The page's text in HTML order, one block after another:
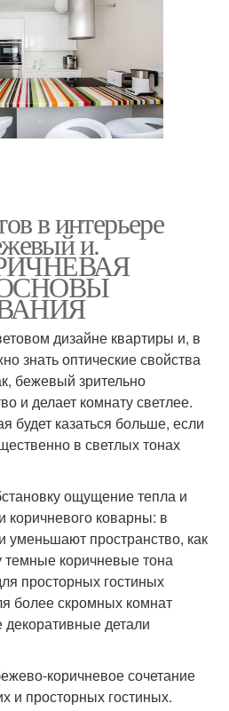
в интерьере
и.
дизайне квартиры и, в
знать оптические свойства
бежевый зрительно
и делает комнату светлее.
будет казаться больше, если
в светлых тонах
ощущение тепла и
коричневого коварны: в
уменьшают пространство, как
коричневые тона
просторных гостиных
более скромных комнат
детали
коричневое сочетание
и просторных гостиных.